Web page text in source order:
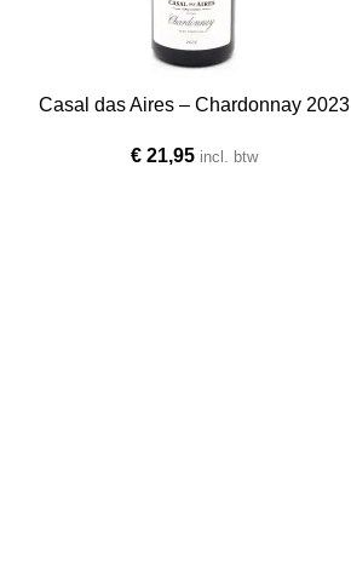
Casal das Aires – Chardonnay 2023
€21,95 incl. btw